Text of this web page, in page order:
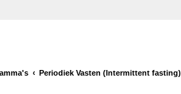
Periodiek Vasten (Intermittent fasting)